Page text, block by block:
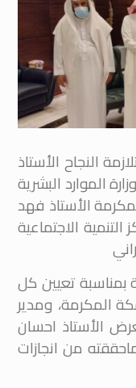
النجاح الأستاذ
الموارد البشرية
الأستاذ فهد
الاجتماعية
بمناسبة تعيين كل
المكرمة، ومدير
الأستاذ احسان
من انجازات